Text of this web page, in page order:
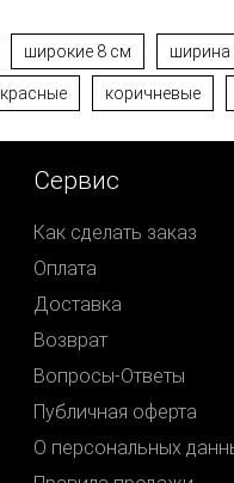
широкие 8 см ширина
красные коричневые
Сервис
Как сделать заказ
Оплата
Доставка
Возврат
Вопросы-Ответы
Публичная оферта
О персональных